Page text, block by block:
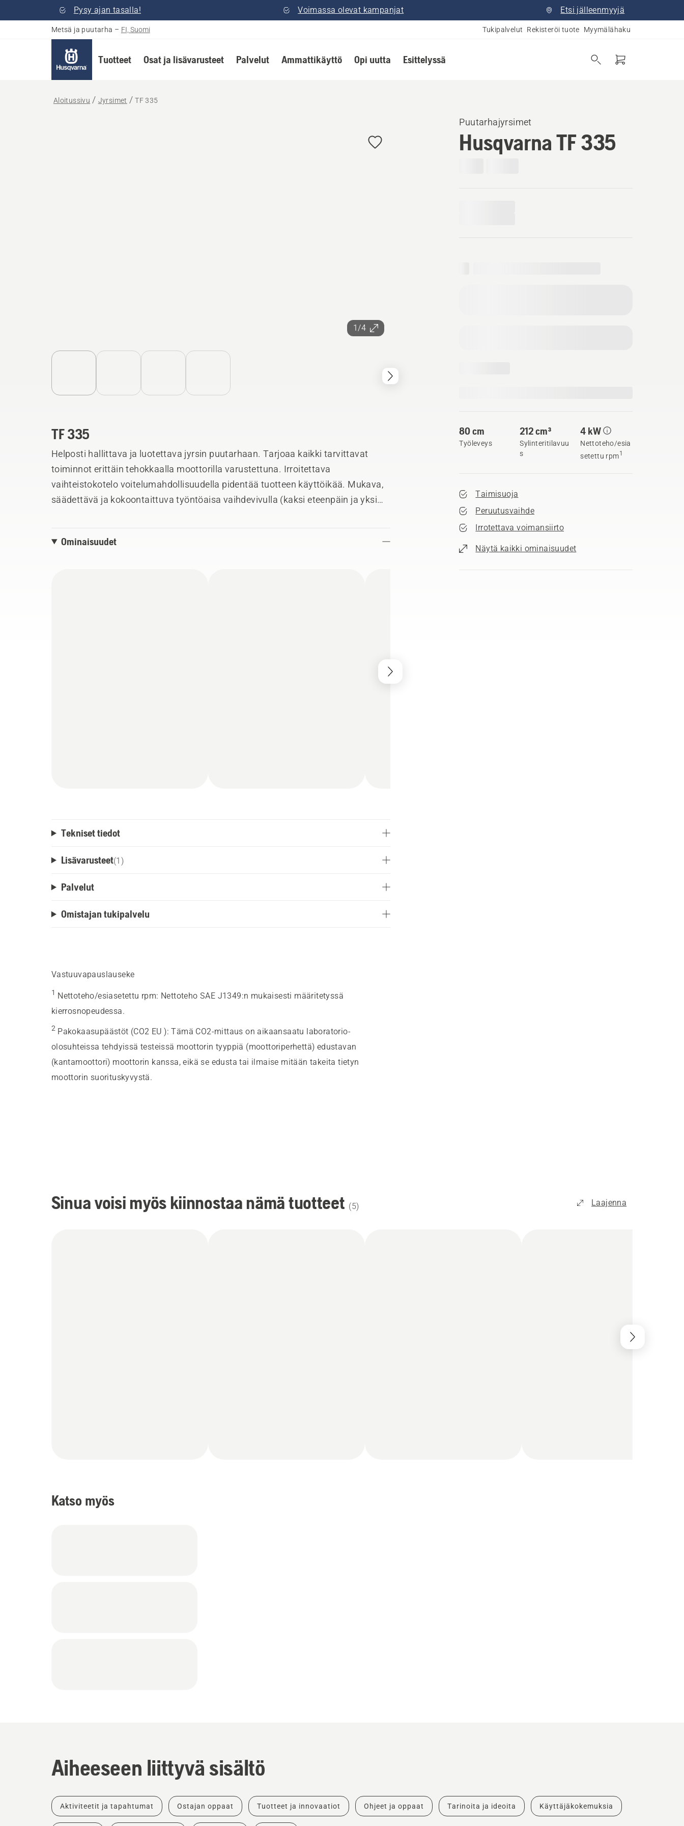
Pysy ajan tasalla! Voimassa olevat kampanjat Etsi jälleenmyyjä
Metsä ja puutarha – FI, Suomi Tukipalvelut Rekisteröi tuote Myymälähaku
Tuotteet Osat ja lisävarusteet Palvelut Ammattikäyttö Opi uutta Esittelyssä
Aloitussivu Jyrsimet TF 335
1/4
Puutarhajyrsimet
Husqvarna TF 335
80 cm
Työleveys
212 cm³
Sylinteritilavuu
s
4 kW
Nettoteho/esia
setettu rpm1
Taimisuoja
Peruutusvaihde
Irrotettava voimansiirto
Näytä kaikki ominaisuudet
TF 335
Helposti hallittava ja luotettava jyrsin puutarhaan. Tarjoaa kaikki tarvittavat
toiminnot erittäin tehokkaalla moottorilla varustettuna. Irroitettava
vaihteistokotelo voitelumahdollisuudella pidentää tuotteen käyttöikää. Mukava,
säädettävä ja kokoontaittuva työntöaisa vaihdevivulla (kaksi eteenpäin ja yksi
valikoima lisäosia, kuten vakoaura ja vetopyörät lisäävät tuotteen
Ominaisuudet
Tekniset tiedot
Lisävarusteet(1 )
Palvelut
Omistajan tukipalvelu
Vastuuvapauslauseke
1 Nettoteho/esiasetettu rpm: Nettoteho SAE J1349:n mukaisesti määritetyssä
kierrosnopeudessa.
2 Pakokaasupäästöt (CO2 EU ):Tämä CO2-mittaus on aikaansaatu laboratorio-
olosuhteissa tehdyissä testeissä moottorin tyyppiä (moottoriperhettä) edustavan
(kantamoottori) moottorin kanssa, eikä se edusta tai ilmaise mitään takeita tietyn
moottorin suorituskyvystä.
Sinua voisi myös kiinnostaa nämä tuotteet (5) Laajenna
Katso myös
Aiheeseen liittyvä sisältö
Aktiviteetit ja tapahtumat Ostajan oppaat Tuotteet ja innovaatiot Ohjeet ja oppaat Tarinoita ja ideoita Käyttäjäkokemuksia